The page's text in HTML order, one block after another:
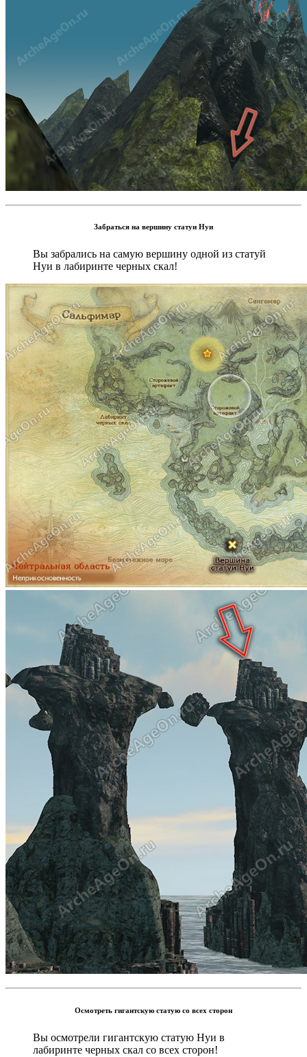
Забраться на вершину статуи Нуи
Вы забрались на самую вершину одной из статуй
Нуи в лабиринте черных скал!
Осмотреть гигантскую статую со всех сторон
Вы осмотрели гигантскую статую Нуи в
лабиринте черных скал со всех сторон!